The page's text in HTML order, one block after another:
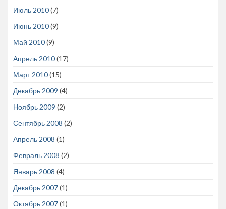
Июль 2010(7)
Июнь 2010(9)
Май 2010(9)
Апрель 2010(17)
Март 2010(15)
Декабрь 2009 (4)
Ноябрь 2009 (2)
Сентябрь 2008 (2)
Апрель 2008 (1)
Февраль 2008 (2)
Январь 2008 (4)
Декабрь 2007(1)
Октябрь 2007(1)